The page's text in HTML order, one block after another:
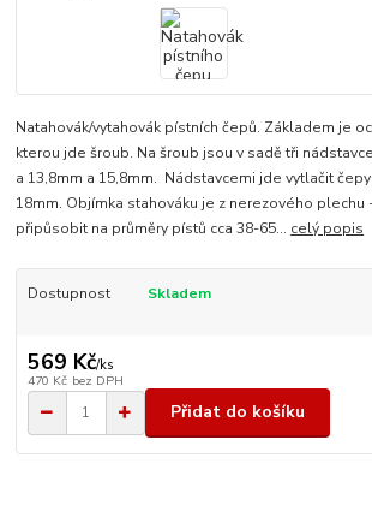
Natahovák/vytahovák pístních čepů. Základem je
kterou jde šroub. Na šroub jsou v sadě tři
a 13,8mm a 15,8mm. Nádstavcemi jde vytlačit
18mm. Objímka stahováku je z nerezového plechu
připůsobit na průměry pístů cca 38-65... celý popis
Dostupnost Skladem
569 Kč/ks
470 Kč bez DPH
Přidat do košíku